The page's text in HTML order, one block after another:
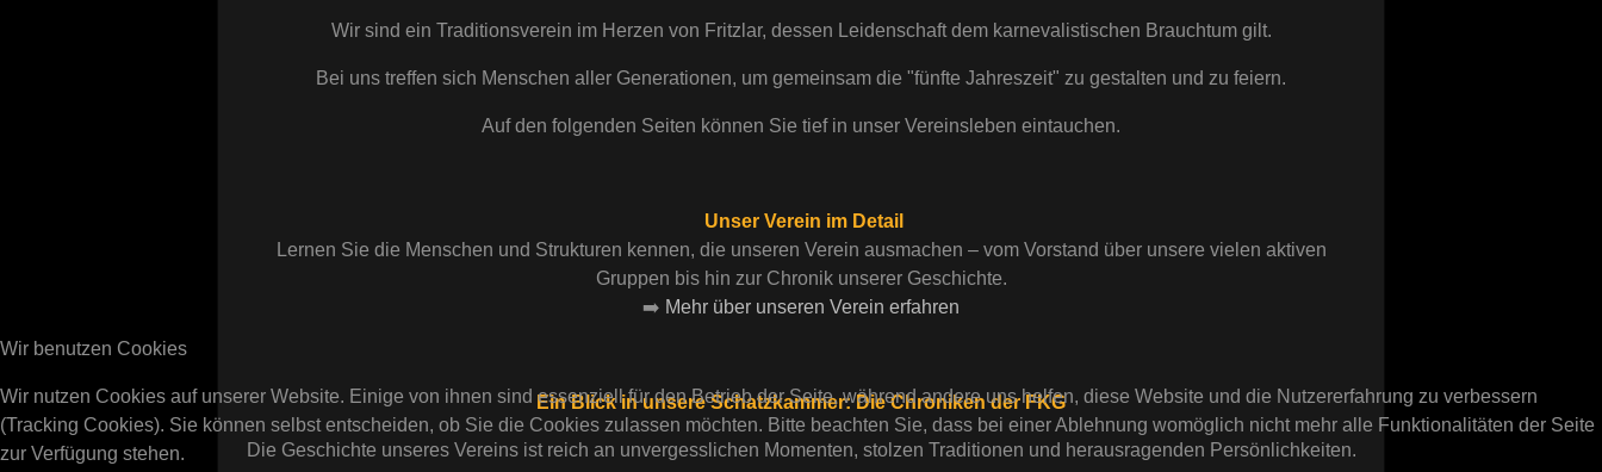
Wir sind ein Traditionsverein im Herzen von Fritzlar, dessen Leidenschaft dem karnevalistischen Brauchtum gilt.
Bei uns treffen sich Menschen aller Generationen, um gemeinsam die "fünfte Jahreszeit" zu gestalten und zu feiern.
Auf den folgenden Seiten können Sie tief in unser Vereinsleben eintauchen.
Unser Verein im Detail
Lernen Sie die Menschen und Strukturen kennen, die unseren Verein ausmachen – vom Vorstand über unsere vielen aktiven
Gruppen bis hin zur Chronik unserer Geschichte.
➡️ Mehr über unseren Verein erfahren
Ein Blick in unsere Schatzkammer: Die Chroniken der FKG
Die Geschichte unseres Vereins ist reich an unvergesslichen Momenten, stolzen Traditionen und herausragenden Persönlichkeiten.
Wir benutzen Cookies
Wir nutzen Cookies auf unserer Website. Einige von ihnen sind essenziell für den Betrieb der Seite, während andere uns helfen, diese Website und die Nutzererfahrung zu verbessern
(Tracking Cookies). Sie können selbst entscheiden, ob Sie die Cookies zulassen möchten. Bitte beachten Sie, dass bei einer Ablehnung womöglich nicht mehr alle Funktionalitäten der Seite
zur Verfügung stehen.